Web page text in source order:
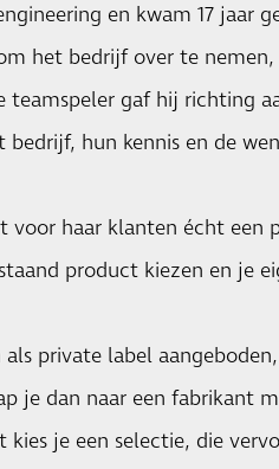
en kwam 17 jaar
het bedrijf over te
teamspeler gaf hij richting
hun kennis en de
voor haar klanten écht een
product kiezen en je
als private label
je dan naar een fabrikant
kies je een selectie, die